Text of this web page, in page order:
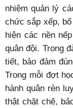
nhiệm quản lý
chức sắp xếp,
hiện các nền
quân đội. Trong
tiết, bảo đảm
Trong mỗi đợt
hành quân rèn
thật chặt chẽ,